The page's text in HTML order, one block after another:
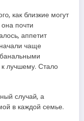
как близкие могут
почти
аппетит
чаще
лучшему. Стало
случай, а
в каждой семье.